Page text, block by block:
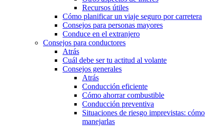
Recursos útiles
Cómo planificar un viaje seguro por carretera
Consejos para personas mayores
Conduce en el extranjero
Consejos para conductores
Atrás
Cuál debe ser tu actitud al volante
Consejos generales
Atrás
Conducción eficiente
Cómo ahorrar combustible
Conducción preventiva
Situaciones de riesgo imprevistas: cómo
manejarlas